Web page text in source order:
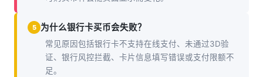
5 为什么银行卡买币会失败？
常见原因包括银行卡不支持在线支付、未通过3D验
证、银行风控拦截、卡片信息填写错误或支付限额不
足。